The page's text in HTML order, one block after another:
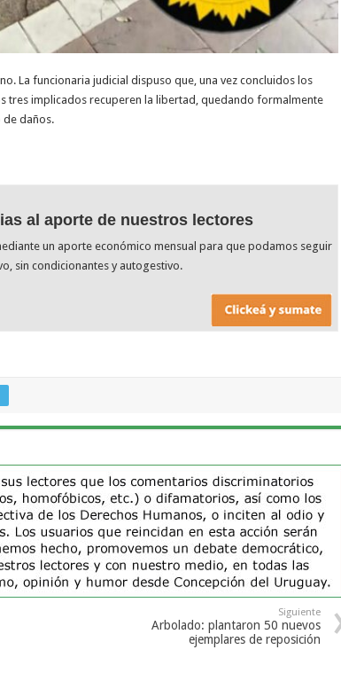
La funcionaria judicial dispuso que, una vez concluidos los
tres implicados recuperen la libertad, quedando formalmente
de daños.
al aporte de nuestros lectores
un aporte económico mensual para que podamos seguir
sin condicionantes y autogestivo.
Siguiente
Arbolado: plantaron 50 nuevos
ejemplares de reposición